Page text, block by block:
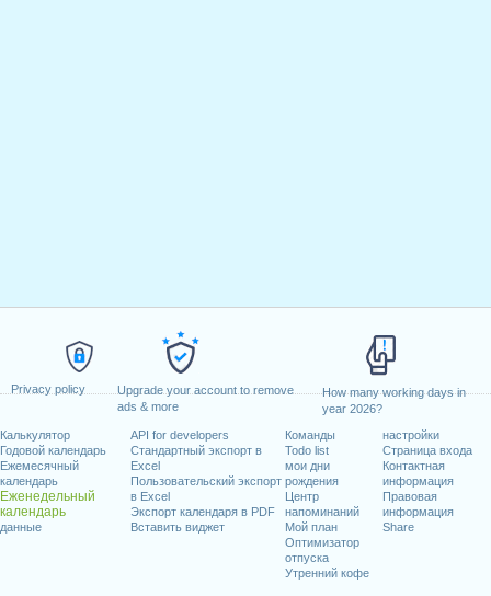
Privacy policy
Upgrade your account to remove
ads & more
How many working days in
year 2026?
Калькулятор
Годовой календарь
Ежемесячный
календарь
Еженедельный
календарь
данные
API for developers
Стандартный экспорт в
Excel
Пользовательский экспорт
в Excel
Экспорт календаря в PDF
Вставить виджет
Команды
Todo list
мои дни
рождения
Центр
напоминаний
Мой план
Оптимизатор
отпуска
Утренний кофе
настройки
Страница входа
Контактная
информация
Правовая
информация
Share